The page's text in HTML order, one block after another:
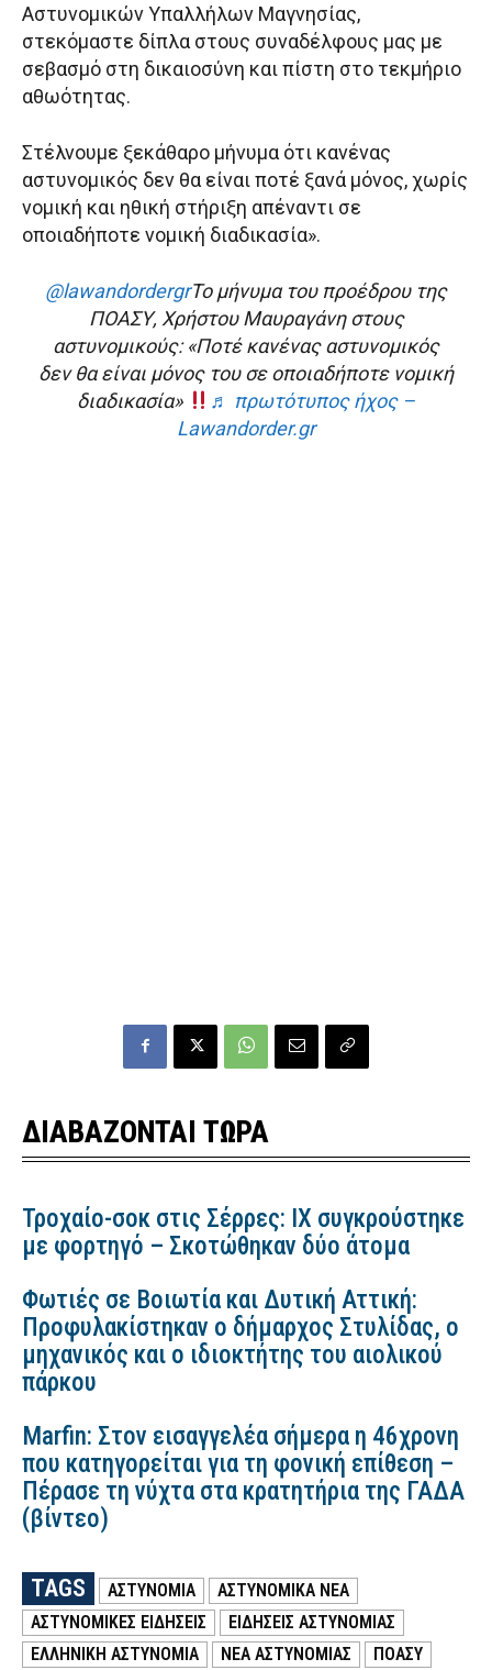
Αστυνομικών Υπαλλήλων Μαγνησίας,
στεκόμαστε δίπλα στους συναδέλφους μας με
σεβασμό στη δικαιοσύνη και πίστη στο τεκμήριο
αθωότητας.
Στέλνουμε ξεκάθαρο μήνυμα ότι κανένας
αστυνομικός δεν θα είναι ποτέ ξανά μόνος, χωρίς
νομική και ηθική στήριξη απέναντι σε
οποιαδήποτε νομική διαδικασία».
@lawandordergrΤο μήνυμα του προέδρου της
ΠΟΑΣΥ, Χρήστου Μαυραγάνη στους
αστυνομικούς: «Ποτέ κανένας αστυνομικός
δεν θα είναι μόνος του σε οποιαδήποτε νομική
διαδικασία»
♬ πρωτότυπος ήχος –
Lawandorder.gr
ΔΙΑΒΑΖΟΝΤΑΙ ΤΩΡΑ
Τροχαίο-σοκ στις Σέρρες: ΙΧ συγκρούστηκε
με φορτηγό – Σκοτώθηκαν δύο άτομα
Φωτιές σε Βοιωτία και Δυτική Αττική:
Προφυλακίστηκαν ο δήμαρχος Στυλίδας, ο
μηχανικός και ο ιδιοκτήτης του αιολικού
πάρκου
Marfin: Στον εισαγγελέα σήμερα η 46χρονη
που κατηγορείται για τη φονική επίθεση –
Πέρασε τη νύχτα στα κρατητήρια της ΓΑΔΑ
(βίντεο)
TAGS ΑΣΤΥΝΟΜΙΑ
ΑΣΤΥΝΟΜΙΚΑ ΝΕΑ
ΑΣΤΥΝΟΜΙΚΕΣ ΕΙΔΗΣΕΙΣ
ΕΙΔΗΣΕΙΣ ΑΣΤΥΝΟΜΙΑΣ
ΕΛΛΗΝΙΚΗ ΑΣΤΥΝΟΜΙΑ
ΝΕΑ ΑΣΤΥΝΟΜΙΑΣ ΠΟΑΣΥ